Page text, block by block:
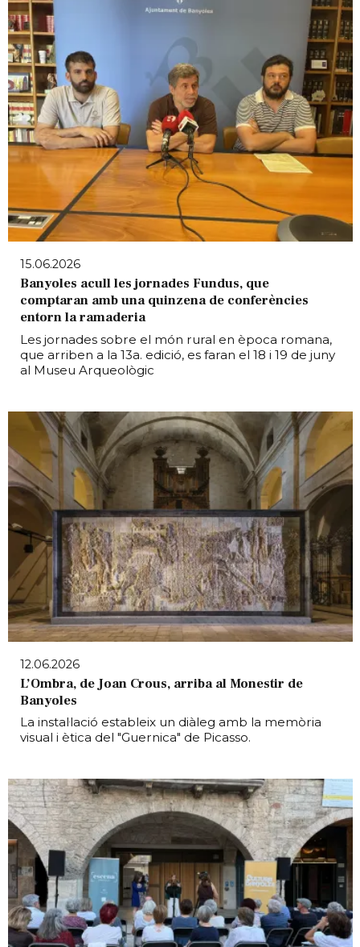
15.06.2026
Banyoles acull les jornades Fundus, que
comptaran amb una quinzena de conferències
entorn la ramaderia
Les jornades sobre el món rural en època romana,
que arriben a la 13a. edició, es faran el 18 i 19 de juny
al Museu Arqueològic
12.06.2026
L’Ombra, de Joan Crous, arriba al Monestir de
Banyoles
La instal·lació estableix un diàleg amb la memòria
visual i ètica del "Guernica" de Picasso.